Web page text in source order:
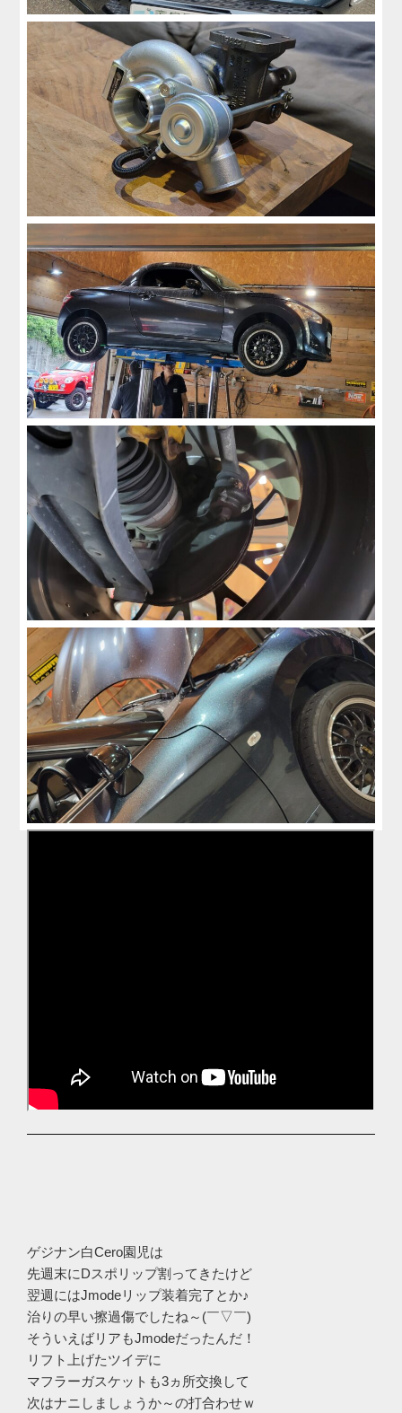
ゲジナン白Cero園児は
先週末にDスポリップ割ってきたけど
翌週にはJmodeリップ装着完了とか♪
治りの早い擦過傷でしたね～(￣▽￣)
そういえばリアもJmodeだったんだ！
リフト上げたツイデに
マフラーガスケットも3ヵ所交換して
次はナニしましょうか～の打合わせｗ